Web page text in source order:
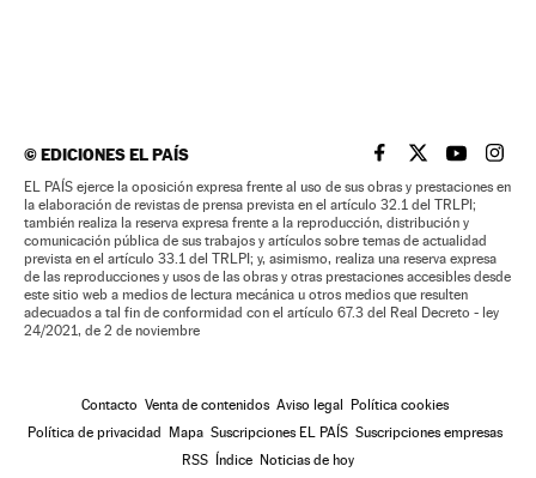
©EDICIONES EL PAÍS EL PAÍS BRASIL EN
EL PAÍSEL PAÍS
EL
EL PAÍS ejerce la oposición expresa frente al uso de sus obras y prestaciones en
la elaboración de revistas de prensa prevista en el artículo 32.1 del TRLPI;
también realiza la reserva expresa frente a la reproducción, distribución y
comunicación pública de sus trabajos y artículos sobre temas de actualidad
prevista en el artículo 33.1 del TRLPI; y, asimismo, realiza una reserva expresa
de las reproducciones y usos de las obras y otras prestaciones accesibles desde
este sitio web a medios de lectura mecánica u otros medios que resulten
adecuados a tal fin de conformidad con el artículo 67.3 del Real Decreto - ley
24/2021, de 2 de noviembre
Contacto Venta de contenidos Aviso legal
Política cookies
Política de privacidad
Mapa Suscripciones EL PAÍS Suscripciones empresas
RSS
Índice Noticias de hoy